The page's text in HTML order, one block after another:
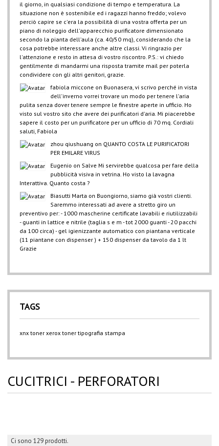
il giorno, in qualsiasi condizione di tempo e temperatura. La
situazione non è sostenibile ed i ragazzi hanno freddo; volevo
perciò capire se c'era la possibilità di una vostra offerta per un
piano di noleggio dell'apparecchio purificatore dimensionato
secondo la pianta dell'aula (ca. 40/50 mq), considerando che la
cosa potrebbe interessare anche altre classi. Vi ringrazio per
l'attenzione e resto in attesa di vostro riscontro. P.S.: vi chiedo
gentilmente di mandarmi una risposta tramite mail per poterla
condividere con gli altri genitori, grazie.
fabiola miccone on Buonasera, vi scrivo perché in vista
dell'inverno vorrei trovare un modo per tenere l'aria
pulita senza dover tenere sempre le finestre aperte in ufficio. Ho
visto sul vostro sito che avere dei purificatori d'aria. Mi piacerebbe
sapere il costo per un purificatore per un ufficio di 70 mq. Cordiali
saluti, Fabiola
zhou qiushuang on QUANTO COSTA LE PURIFICATORI
PER EMILARE VIRUS
Eugenio on Salve Mi servirebbe qualcosa per fare della
pubblicità visiva in vetrina. Ho visto la lavagna
Interattiva. Quanto costa ?
Biasutti Marta on Buongiorno, siamo già vostri clienti.
Saremmo interessati ad avere a stretto giro un
preventivo per: - 1000 mascherine certificate lavabili e riutilizzabili
- guanti in lattice e nitrile (taglia s e m - tot 2000 guanti - 20 pacchi
da 100 circa) - gel igienizzante automatico con piantana verticale
(11 piantane con dispenser ) + 150 dispenser da tavolo da 1 lt
Grazie
TAGS
xnx toner xerox toner tipografia stampa
CUCITRICI - PERFORATORI
Ci sono 129 prodotti.